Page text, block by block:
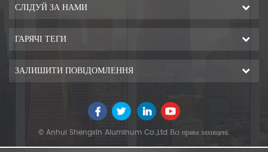
СЛІДУЙ ЗА НАМИ
ГАРЯЧІ ТЕГИ
ЗАЛИШИТИ ПОВІДОМЛЕННЯ
© Anhui Shengxin Aluminum Co.,Ltd Всі права захищені.